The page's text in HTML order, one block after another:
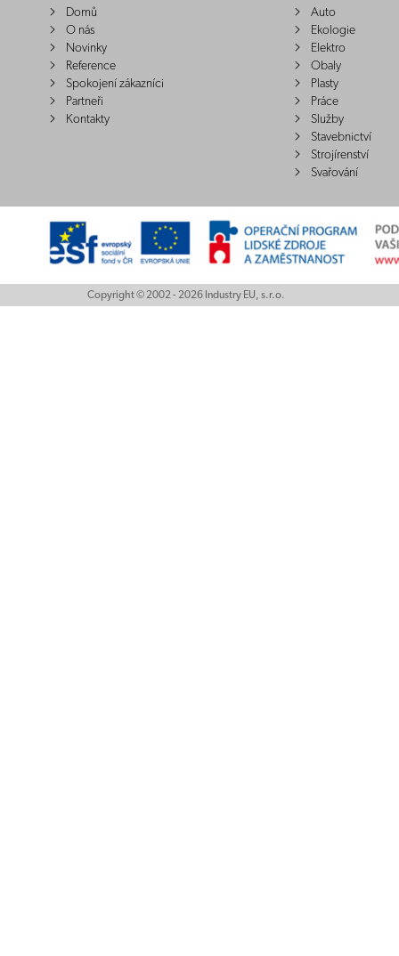
Domů
O nás
Novinky
Reference
Spokojení zákazníci
Partneři
Kontakty
Auto
Ekologie
Elektro
Obaly
Plasty
Práce
Služby
Stavebnictví
Strojírenství
Svařování
Copyright © 2002 - 2026 Industry EU, s.r.o.